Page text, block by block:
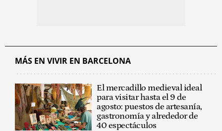
MÁS EN VIVIR EN BARCELONA
El mercadillo medieval ideal
para visitar hasta el 9 de
agosto: puestos de artesanía,
gastronomía y alrededor de
40 espectáculos